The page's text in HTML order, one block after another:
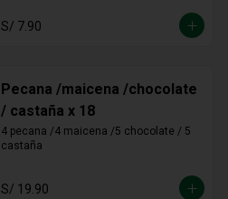
equilibrio perfecto entre acidez y
dulzura en cada bocado, ideal para
S/ 7.90
Pecana /maicena /chocolate
/ castaña x 18
4 pecana /4 maicena /5 chocolate / 5
castaña
S/ 19.90